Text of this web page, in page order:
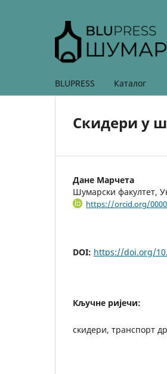
BLUPRESS Каталог
Скидери у
Дане Марчета
Шумарски факултет,
https://orcid.org/
DOI: https://doi.org/
Кључне ријечи:
скидери, транспорт